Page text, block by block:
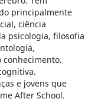
principalmente
ciência
psicologia, filosofia
e jovens que
After School.